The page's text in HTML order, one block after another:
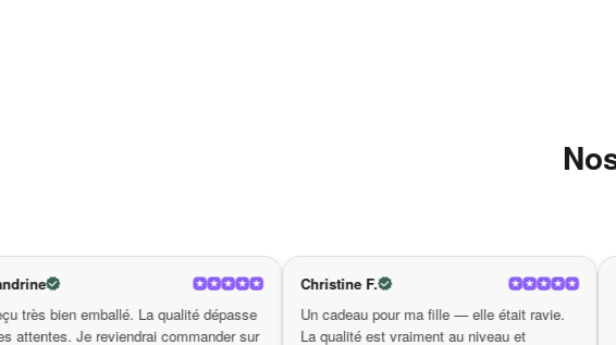
pourrez ainsi profiter pleinement de chaque moment sans
Le sac à bandoulière femme style plage est le choix parfait
end ou une apparence plus soignée. Être à la mode n’a jamais
N’attendez plus pour ajouter cette pièce incontournable à votre
qualité dépasse
commander sur
Christine F.
Un cadeau pour ma fille — elle était ravie.
La qualité est vraiment au niveau et
Valerie M.
Produit conforme,
redire. C'est rare de